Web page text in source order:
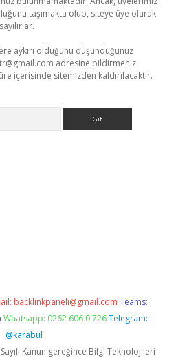
taşımakta olup, siteye üye olarak
aykırı olduğunu düşündüğünüz
adresine bildirmeniz
içerisinde sitemizden kaldırılacaktır.
backlinkpaneli@gmail.com Teams:
Whatsapp: 0262 606 0 726 Telegram:
@karabul
Kanun gereğince Bilgi Teknolojileri